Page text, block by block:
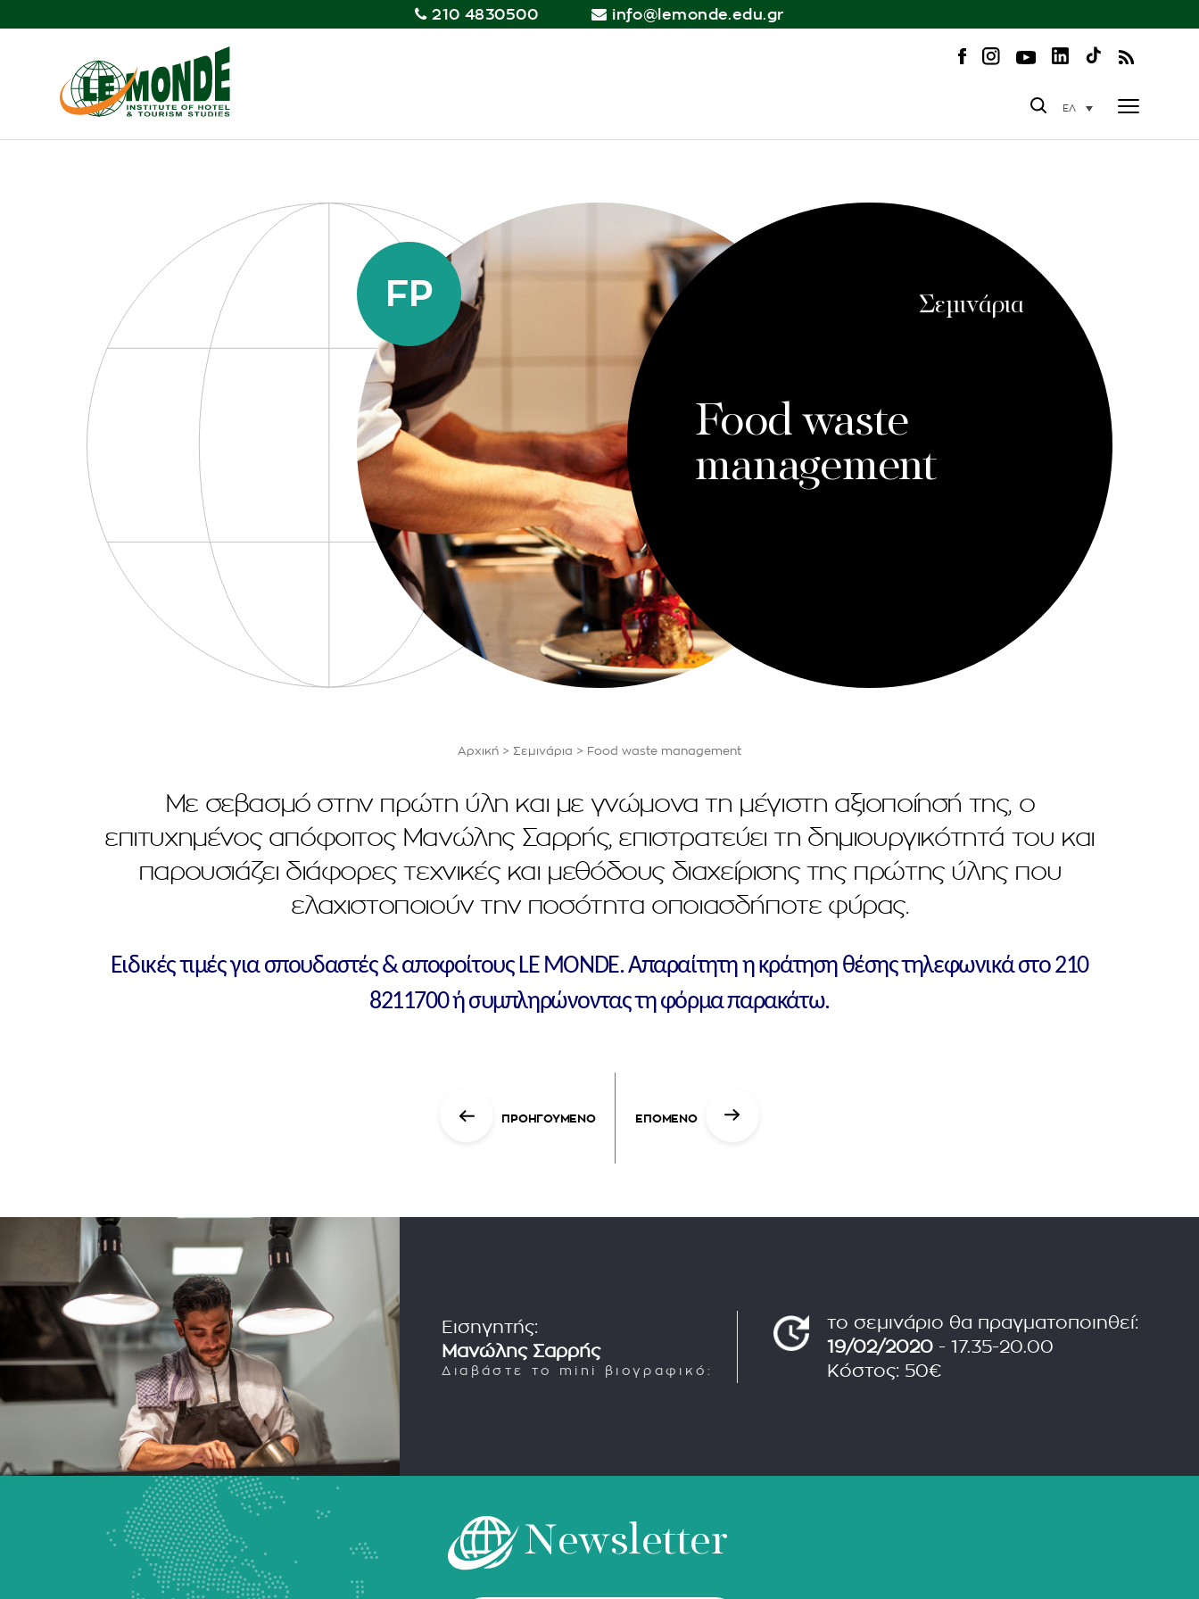
210 4830500 info@lemonde.edu.gr
ΕΛ
FP Σεμινάρια
Food waste
management
Αρχική > Σεμινάρια > Food waste management
Με σεβασμό στην πρώτη ύλη και με γνώμονα τη μέγιστη αξιοποίησή της, ο
επιτυχημένος απόφοιτος Μανώλης Σαρρής, επιστρατεύει τη δημιουργικότητά του και
παρουσιάζει διάφορες τεχνικές και μεθόδους διαχείρισης της πρώτης ύλης που
ελαχιστοποιούν την ποσότητα οποιασδήποτε φύρας.
Ειδικές τιμές για σπουδαστές & αποφοίτους LE MONDE. Απαραίτητη η κράτηση θέσης τηλεφωνικά στο 210
8211700 ή συμπληρώνοντας τη φόρμα παρακάτω.
ΠΡΟΗΓΟΥΜΕΝΟ ΕΠΟΜΕΝΟ
Εισηγητής:
Μανώλης Σαρρής
Διαβάστε το mini βιογραφικό:
το σεμινάριο θα πραγματοποιηθεί:
19/02/2020 - 17.35-20.00
Κόστος: 50€
Newsletter